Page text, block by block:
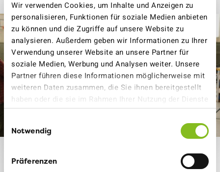
Wir verwenden Cookies, um Inhalte und Anzeigen zu
personalisieren, Funktionen für soziale Medien anbieten
zu können und die Zugriffe auf unsere Website zu
analysieren. Außerdem geben wir Informationen zu Ihrer
Verwendung unserer Website an unsere Partner für
soziale Medien, Werbung und Analysen weiter. Unsere
Partner führen diese Informationen möglicherweise mit
weiteren Daten zusammen, die Sie ihnen bereitgestellt
haben oder die sie im Rahmen Ihrer Nutzung der Dienste
gesammelt haben.
Notwendig
Präferenzen